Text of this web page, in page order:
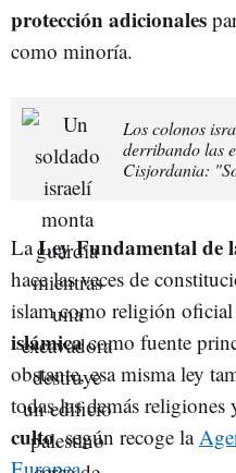
protección adicionales
como minoría.
Los colonos
derribando las
Cisjordania:
LaLey Fundamental de
hace las veces de
islam como religión
islámicacomo fuente
obstante, esa misma ley
todas las demás religiones
culto, según recoge la